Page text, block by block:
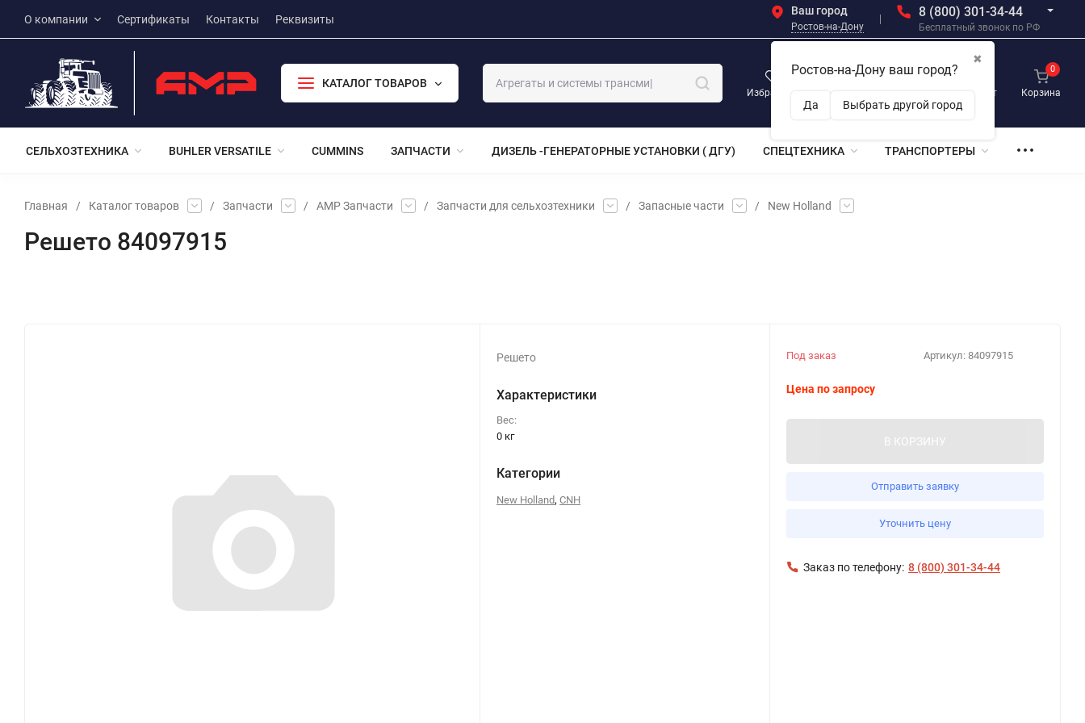
О компании Сертификаты Контакты Реквизиты
Ваш город
Ростов-на-Дону
✖
Ростов-на-Дону ваш город?
Да Выбрать другой город
8 (800) 301-34-44
Бесплатный звонок по РФ
КАТАЛОГ ТОВАРОВ
Избранное
0
Личный кабинет Корзина
0
СЕЛЬХОЗТЕХНИКА BUHLER VERSATILE CUMMINS ЗАПЧАСТИ ДИЗЕЛЬ -ГЕНЕРАТОРНЫЕ УСТАНОВКИ ( ДГУ) СПЕЦТЕХНИКА ТРАНСПОРТЕРЫ
Главная / Каталог товаров / Запчасти / АМР Запчасти / Запчасти для сельхозтехники / Запасные части / New Holland
Решето 84097915
Решето
Характеристики
Вес:
0 кг
Категории
New Holland,CNH
Артикул: 84097915
Под заказ
Цена по запросу
В КОРЗИНУ
Отправить заявку
Уточнить цену
Заказ по телефону: 8 (800) 301-34-44